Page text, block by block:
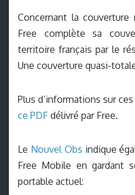
Concernant la couverture
Free complète sa
territoire français par le
Une couverture quasi-
Plus d’informations sur
ce PDF délivré par Free.
Le Nouvel Obs indique
Free Mobile en gardant
portable actuel: